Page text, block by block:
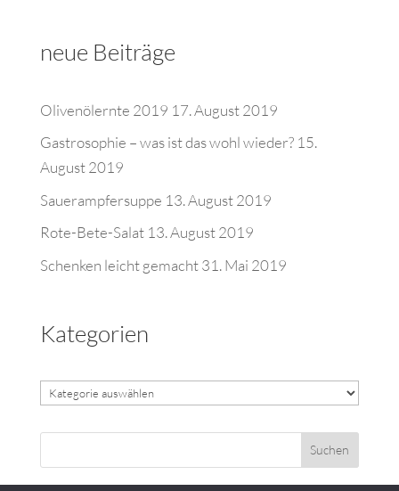
neue Beiträge
Olivenölernte 2019 17. August 2019
Gastrosophie – was ist das wohl wieder? 15.
August 2019
Sauerampfersuppe 13. August 2019
Rote-Bete-Salat 13. August 2019
Schenken leicht gemacht 31. Mai 2019
Kategorien
Kategorien